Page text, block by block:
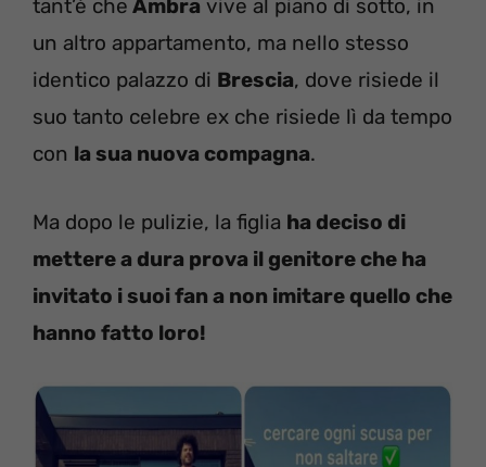
tant’è che Ambra vive al piano di sotto, in
un altro appartamento, ma nello stesso
identico palazzo di Brescia, dove risiede il
suo tanto celebre ex che risiede lì da tempo
con la sua nuova compagna.
Ma dopo le pulizie, la figlia ha deciso di
mettere a dura prova il genitore che ha
invitato i suoi fan a non imitare quello che
hanno fatto loro!